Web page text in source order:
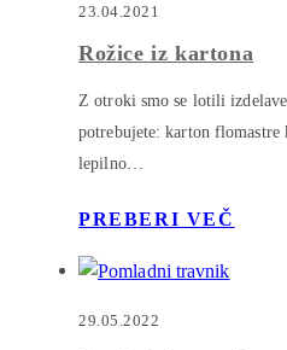
23.04.2021
Rožice iz kartona
Z otroki smo se lotili
potrebujete: karton flomastre
lepilno…
PREBERI VEČ
29.05.2022